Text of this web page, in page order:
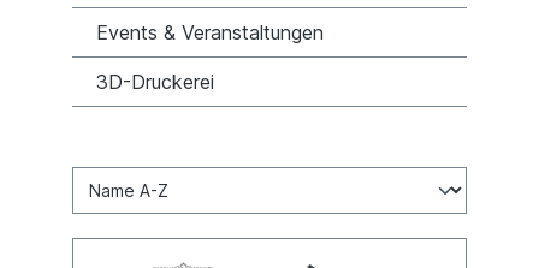
Events & Veranstaltungen
3D-Druckerei